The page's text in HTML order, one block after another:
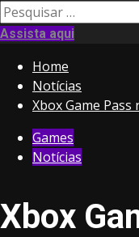
Pesquisar
por:
Assista aqui
Home
Notícias
Xbox Game Pass
Games
Notícias
Xbox